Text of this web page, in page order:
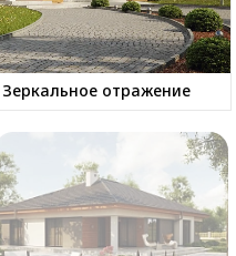
Зеркальное отражение